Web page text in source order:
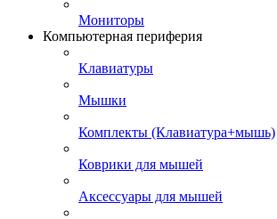
Мониторы
Компьютерная периферия
Клавиатуры
Мышки
Комплекты (Клавиатура+мышь)
Коврики для мышей
Аксессуары для мышей